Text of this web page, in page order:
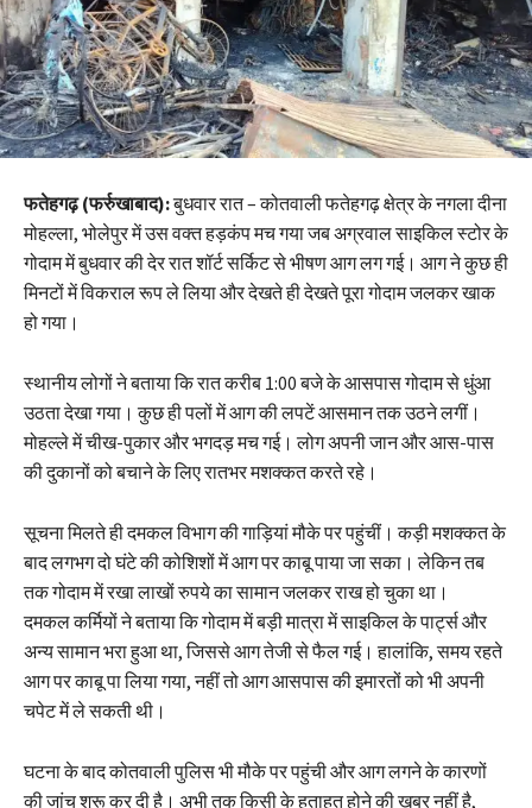
फतेहगढ़ (फर्रुखाबाद):बुधवार रात – कोतवाली फतेहगढ़ क्षेत्र के नगला दीना
मोहल्ला, भोलेपुर में उस वक्त हड़कंप मच गया जब अग्रवाल साइकिल स्टोर के
गोदाम में बुधवार की देर रात शॉर्ट सर्किट से भीषण आग लग गई। आग ने कुछ ही
मिनटों में विकराल रूप ले लिया और देखते ही देखते पूरा गोदाम जलकर खाक
हो गया।
स्थानीय लोगों ने बताया कि रात करीब 1:00 बजे के आसपास गोदाम से धुंआ
उठता देखा गया। कुछ ही पलों में आग की लपटें आसमान तक उठने लगीं।
मोहल्ले में चीख-पुकार और भगदड़ मच गई। लोग अपनी जान और आस-पास
की दुकानों को बचाने के लिए रातभर मशक्कत करते रहे।
सूचना मिलते ही दमकल विभाग की गाड़ियां मौके पर पहुंचीं। कड़ी मशक्कत के
बाद लगभग दो घंटे की कोशिशों में आग पर काबू पाया जा सका। लेकिन तब
तक गोदाम में रखा लाखों रुपये का सामान जलकर राख हो चुका था।
दमकल कर्मियों ने बताया कि गोदाम में बड़ी मात्रा में साइकिल के पार्ट्स और
अन्य सामान भरा हुआ था, जिससे आग तेजी से फैल गई। हालांकि, समय रहते
आग पर काबू पा लिया गया, नहीं तो आग आसपास की इमारतों को भी अपनी
चपेट में ले सकती थी।
घटना के बाद कोतवाली पुलिस भी मौके पर पहुंची और आग लगने के कारणों
की जांच शुरू कर दी है। अभी तक किसी के हताहत होने की खबर नहीं है,